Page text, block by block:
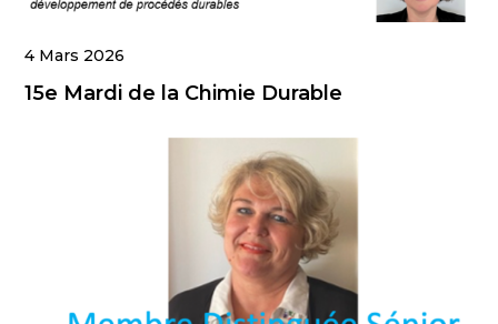
4 Mars 2026
15e Mardi de la Chimie Durable